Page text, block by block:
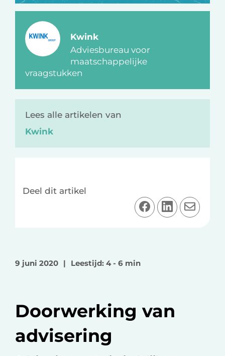
Kwink
Adviesbureau voor
maatschappelijke
vraagstukken
Lees alle artikelen van
Kwink
Deel dit artikel
D
e
c
D
e
n
D
e
9 juni 2020 | Leestijd: 4 - 6 min
Doorwerking van
advisering